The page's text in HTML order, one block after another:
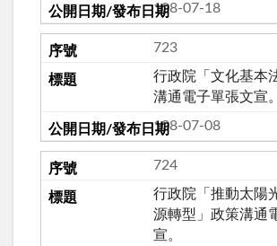
108-07-18
723
行政院「文化基本
溝通電子單張文宣。
108-07-08
724
行政院「推動太陽
源轉型」政策溝通
宣。